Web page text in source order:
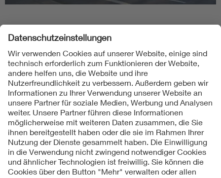
Folgen Sie uns
Kontakte
Service